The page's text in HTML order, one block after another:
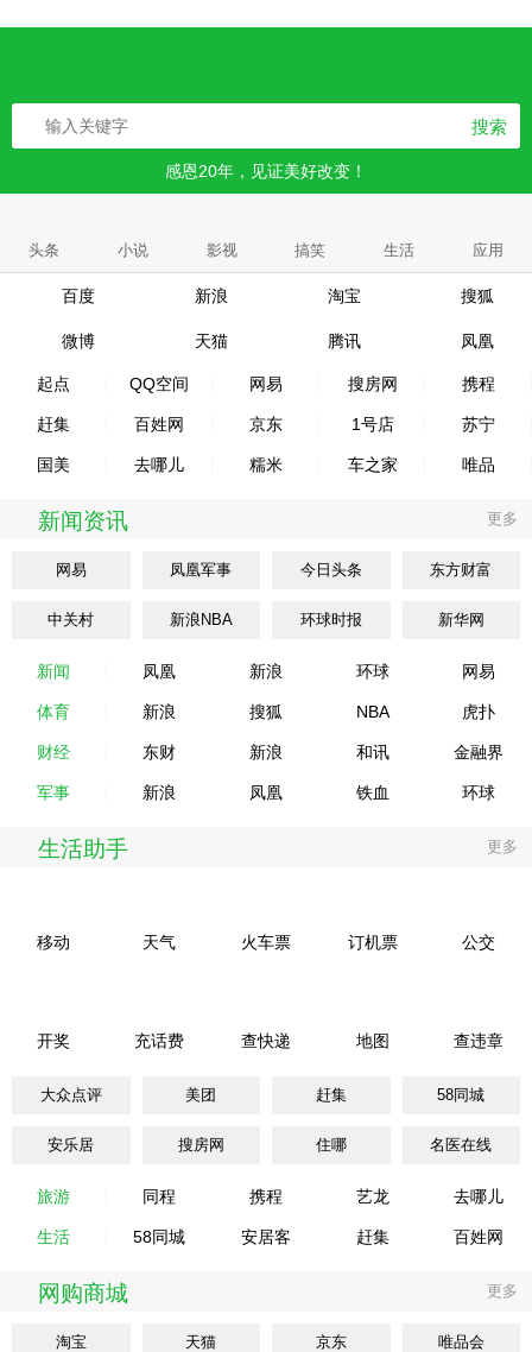
搜索
感恩20年，见证美好改变！
头条 小说 影视 搞笑 生活 应用
百度 新浪 淘宝 搜狐
微博 天猫 腾讯 凤凰
起点 QQ空间 网易 搜房网 携程
赶集 百姓网 京东 1号店 苏宁
国美 去哪儿 糯米 车之家 唯品
新闻资讯 更多
网易 凤凰军事 今日头条 东方财富
中关村 新浪NBA 环球时报 新华网
新闻 凤凰 新浪 环球 网易
体育 新浪 搜狐 NBA 虎扑
财经 东财 新浪 和讯 金融界
军事 新浪 凤凰 铁血 环球
生活助手 更多
移动 天气 火车票 订机票 公交
开奖 充话费 查快递 地图 查违章
大众点评 美团 赶集 58同城
安乐居 搜房网 住哪 名医在线
旅游 同程 携程 艺龙 去哪儿
生活 58同城 安居客 赶集 百姓网
网购商城 更多
淘宝 天猫 京东 唯品会